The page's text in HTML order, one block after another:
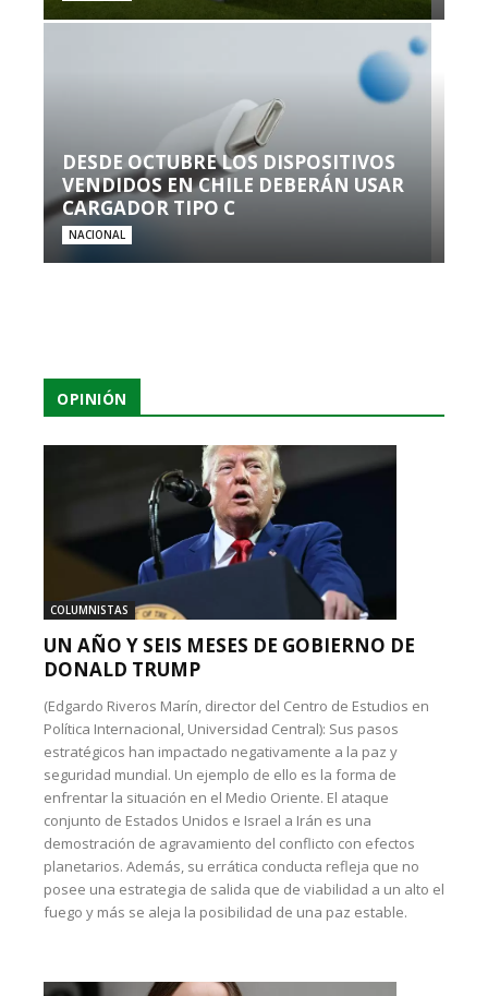
DESDE OCTUBRE LOS DISPOSITIVOS
VENDIDOS EN CHILE DEBERÁN USAR
CARGADOR TIPO C
NACIONAL
OPINIÓN
COLUMNISTAS
UN AÑO Y SEIS MESES DE GOBIERNO DE
DONALD TRUMP
(Edgardo Riveros Marín, director del Centro de Estudios en
Política Internacional, Universidad Central): Sus pasos
estratégicos han impactado negativamente a la paz y
seguridad mundial. Un ejemplo de ello es la forma de
enfrentar la situación en el Medio Oriente. El ataque
conjunto de Estados Unidos e Israel a Irán es una
demostración de agravamiento del conflicto con efectos
planetarios. Además, su errática conducta refleja que no
posee una estrategia de salida que de viabilidad a un alto el
fuego y más se aleja la posibilidad de una paz estable.